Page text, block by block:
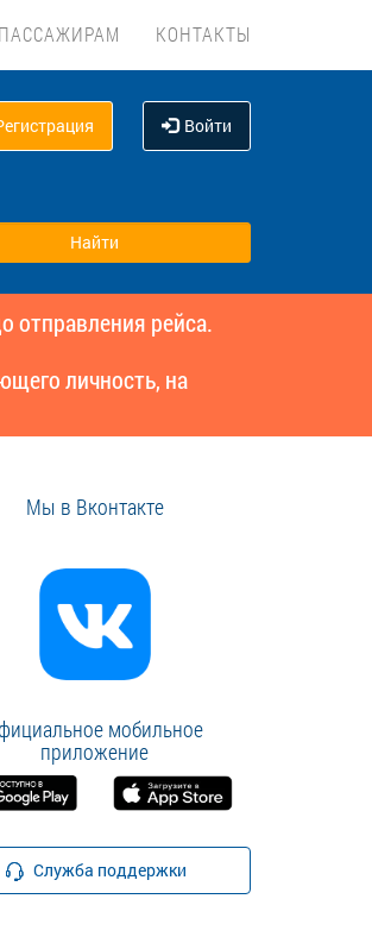
ПАССАЖИРАМ КОНТАКТЫ
Войти
отправления рейса.
личность, на
Мы в Вконтакте
мобильное
приложение
Служба поддержки